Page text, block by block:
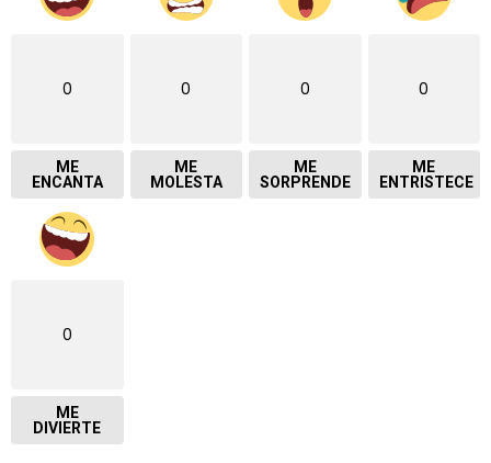
0
ME
ENCANTA
0
ME
MOLESTA
0
ME
SORPRENDE
0
ME
ENTRISTECE
0
ME
DIVIERTE